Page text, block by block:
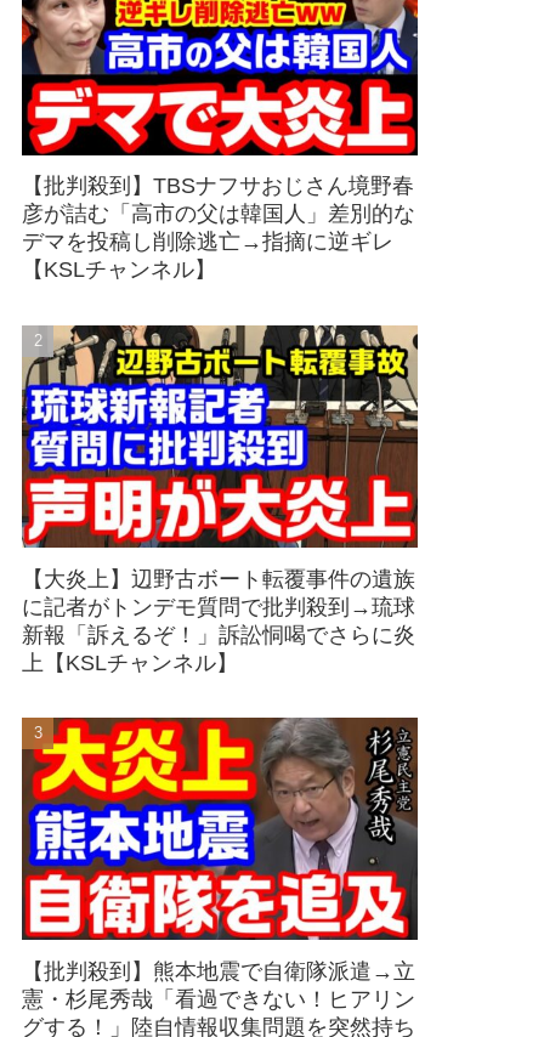
【批判殺到】TBSナフサおじさん境野春
彦が詰む「高市の父は韓国人」差別的な
デマを投稿し削除逃亡→指摘に逆ギレ
【KSLチャンネル】
【大炎上】辺野古ボート転覆事件の遺族
に記者がトンデモ質問で批判殺到→琉球
新報「訴えるぞ！」訴訟恫喝でさらに炎
上【KSLチャンネル】
【批判殺到】熊本地震で自衛隊派遣→立
憲・杉尾秀哉「看過できない！ヒアリン
グする！」陸自情報収集問題を突然持ち